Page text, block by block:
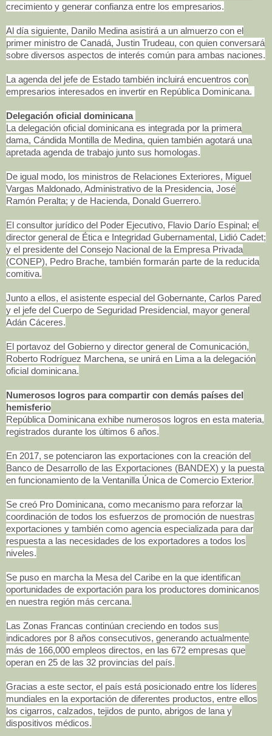
crecimiento y generar confianza entre los empresarios.
Al día siguiente, Danilo Medina asistirá a un almuerzo con el
primer ministro de Canadá, Justin Trudeau, con quien conversará
sobre diversos aspectos de interés común para ambas naciones.
La agenda del jefe de Estado también incluirá encuentros con
empresarios interesados en invertir en República Dominicana.
Delegación oficial dominicana
La delegación oficial dominicana es integrada por la primera
dama, Cándida Montilla de Medina, quien también agotará una
apretada agenda de trabajo junto sus homologas.
De igual modo, los ministros de Relaciones Exteriores, Miguel
Vargas Maldonado, Administrativo de la Presidencia, José
Ramón Peralta; y de Hacienda, Donald Guerrero.
El consultor jurídico del Poder Ejecutivo, Flavio Darío Espinal; el
director general de Ética e Integridad Gubernamental, Lidió Cadet;
y el presidente del Consejo Nacional de la Empresa Privada
(CONEP), Pedro Brache, también formarán parte de la reducida
comitiva.
Junto a ellos, el asistente especial del Gobernante, Carlos Pared
y el jefe del Cuerpo de Seguridad Presidencial, mayor general
Adán Cáceres.
El portavoz del Gobierno y director general de Comunicación,
Roberto Rodríguez Marchena, se unirá en Lima a la delegación
oficial dominicana.
Numerosos logros para compartir con demás países del
hemisferio
República Dominicana exhibe numerosos logros en esta materia,
registrados durante los últimos 6 años.
En 2017, se potenciaron las exportaciones con la creación del
Banco de Desarrollo de las Exportaciones (BANDEX) y la puesta
en funcionamiento de la Ventanilla Única de Comercio Exterior.
Se creó Pro Dominicana, como mecanismo para reforzar la
coordinación de todos los esfuerzos de promoción de nuestras
exportaciones y también como agencia especializada para dar
respuesta a las necesidades de los exportadores a todos los
niveles.
Se puso en marcha la Mesa del Caribe en la que identifican
oportunidades de exportación para los productores dominicanos
en nuestra región más cercana.
Las Zonas Francas continúan creciendo en todos sus
indicadores por 8 años consecutivos, generando actualmente
más de 166,000 empleos directos, en las 672 empresas que
operan en 25 de las 32 provincias del país.
Gracias a este sector, el país está posicionado entre los líderes
mundiales en la exportación de diferentes productos, entre ellos
los cigarros, calzados, tejidos de punto, abrigos de lana y
dispositivos médicos.